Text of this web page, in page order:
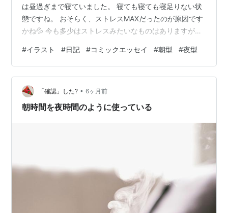
は昼過ぎまで寝ていました。 寝ても寝ても寝足りない状
態ですね。 おそらく、ストレスMAXだったのが原因です
かね💦 今も多少はストレスみたいなものはありますが、
ことがあるので、寝すぎるともったいないと思うように
なりました。 きちんと7～8時間ほどの睡眠はとっていま
す。 以前は、10～12時間くらい寝ても寝足りない感じ
で、ずっと身体がだるかったのですが、最近の朝はスッ
キリしていて気持ちが安定してよかったです。 私は、メ
#イラスト #日記 #コミックエッセイ #朝型 #夜型
「確認」した? • 6ヶ月前
朝時間を夜時間のように使っている